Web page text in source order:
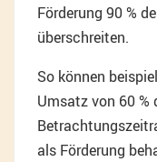
Förderung 90 %
überschreiten.
So können
Umsatz von 60 %
als Förderung